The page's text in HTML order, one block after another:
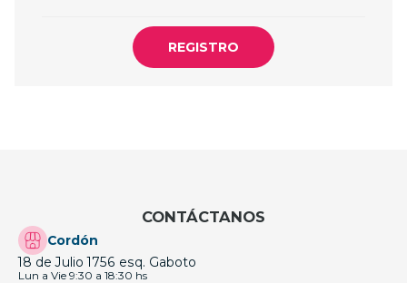
CONTÁCTANOS
Cordón
18 de Julio 1756 esq. Gaboto
Lun a Vie 9:30 a 18:30 hs